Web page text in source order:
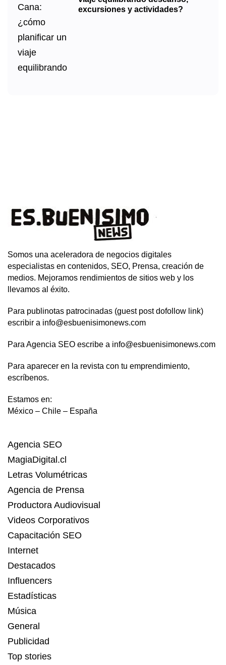
excursiones y actividades?
Somos una aceleradora de negocios digitales
especialistas en contenidos, SEO, Prensa, creación de
medios. Mejoramos rendimientos de sitios web y los
llevamos al éxito.
Para publinotas patrocinadas (guest post dofollow link)
escribir a info@esbuenisimonews.com
Para Agencia SEO escribe a info@esbuenisimonews.com
Para aparecer en la revista con tu emprendimiento,
escríbenos.
Estamos en:
México – Chile – España
Agencia SEO
MagiaDigital.cl
Letras Volumétricas
Agencia de Prensa
Productora Audiovisual
Videos Corporativos
Capacitación SEO
Internet
Destacados
Influencers
Estadísticas
Música
General
Publicidad
Top stories